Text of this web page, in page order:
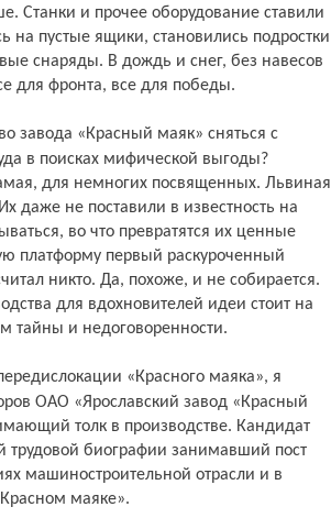
Станки и прочее оборудование ставили
на пустые ящики, становились подростки
снаряды. В дождь и снег, без навесов
для фронта, все для победы.
в поисках мифической выгоды?
для немногих посвященных. Львиная
даже не поставили в известность на
во что превратятся их ценные
платформу первый раскуроченный
никто. Да, похоже, и не собирается.
для вдохновителей идеи стоит на
тайны и недоговоренности.
ОАО «Ярославский завод «Красный
толк в производстве. Кандидат
трудовой биографии занимавший пост
машиностроительной отрасли и в
маяке».